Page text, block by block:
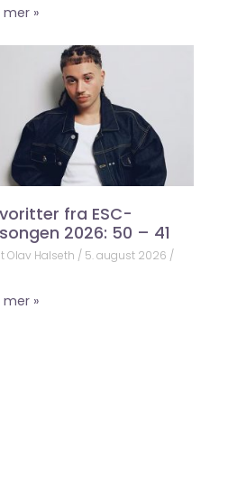
mer »
fra ESC-
2026: 50 – 41
Olav Halseth
5. august 2026
mer »